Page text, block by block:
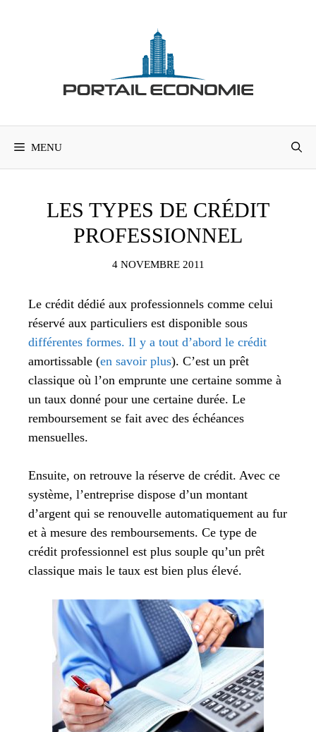
MENU
LES TYPES DE CRÉDIT
PROFESSIONNEL
4 NOVEMBRE 2011
Le crédit dédié aux professionnels comme celui
réservé aux particuliers est disponible sous
différentes formes. Il y a tout d’abord le crédit
amortissable (en savoir plus). C’est un prêt
classique où l’on emprunte une certaine somme à
un taux donné pour une certaine durée. Le
remboursement se fait avec des échéances
mensuelles.
Ensuite, on retrouve la réserve de crédit. Avec ce
système, l’entreprise dispose d’un montant
d’argent qui se renouvelle automatiquement au fur
et à mesure des remboursements. Ce type de
crédit professionnel est plus souple qu’un prêt
classique mais le taux est bien plus élevé.